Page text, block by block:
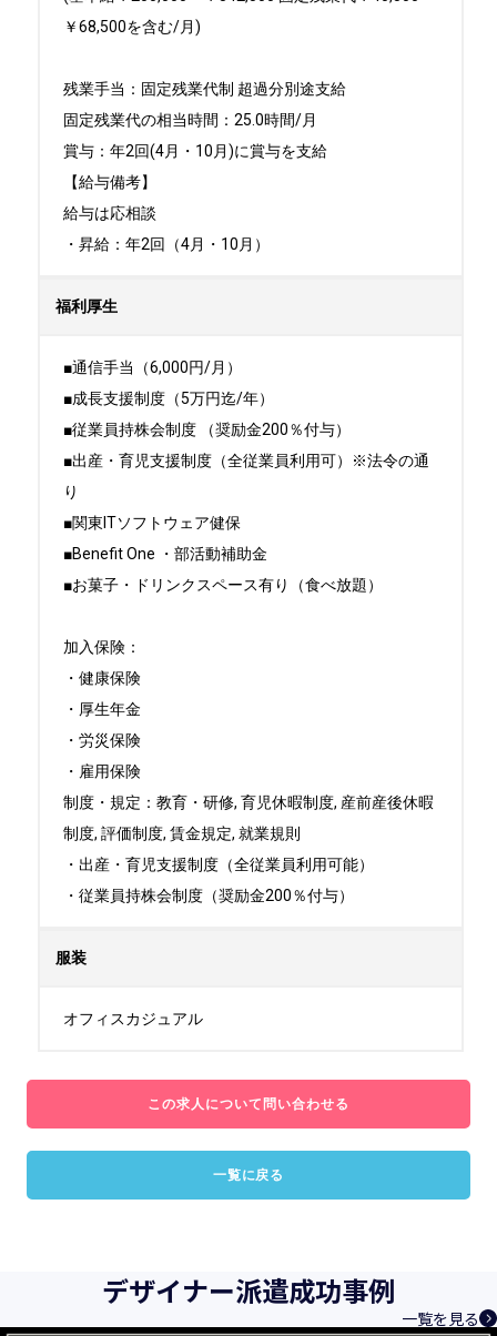
￥68,500を含む/月)
残業手当：固定残業代制 超過分別途支給
固定残業代の相当時間：25.0時間/月
賞与：年2回(4月・10月)に賞与を支給
【給与備考】
給与は応相談
・昇給：年2回（4月・10月）
福利厚生
■通信手当（6,000円/月）
■成長支援制度（5万円迄/年）
■従業員持株会制度 （奨励金200％付与）
■出産・育児支援制度（全従業員利用可）※法令の通
り
■関東ITソフトウェア健保
■Benefit One ・部活動補助金
■お菓子・ドリンクスペース有り（食べ放題）
加入保険：
・健康保険
・厚生年金
・労災保険
・雇用保険
制度・規定：教育・研修, 育児休暇制度, 産前産後休暇
制度, 評価制度, 賃金規定, 就業規則
・出産・育児支援制度（全従業員利用可能）
・従業員持株会制度（奨励金200％付与）
服装
オフィスカジュアル
この求人について問い合わせる
一覧に戻る
デザイナー派遣成功事例
一覧を見る